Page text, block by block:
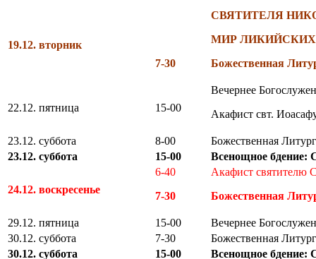
19.12. вторник
7-30
СВЯТИТЕЛЯ
МИР
Божественная
22.12. пятница 15-00
Вечернее
Акафист свт.
23.12. суббота 8-00
Божественная
23.12. суббота
15-00 Всенощное
24.12. воскресенье
6-40
7-30
Акафист святителю
Божественная
29.12. пятница 15-00
Вечернее
30.12. суббота
7-30
Божественная
30.12. суббота
15-00 Всенощное